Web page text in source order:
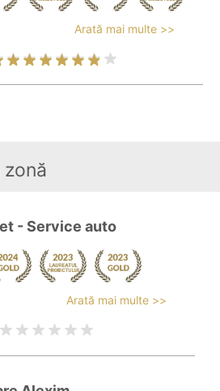
Arată mai multe >>
- Service auto
Arată mai multe >>